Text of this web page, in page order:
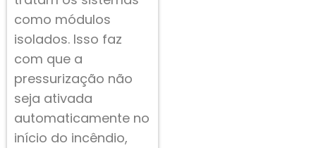
como módulos
isolados. Isso faz
com que a
pressurização não
seja ativada
automaticamente no
início do incêndio,